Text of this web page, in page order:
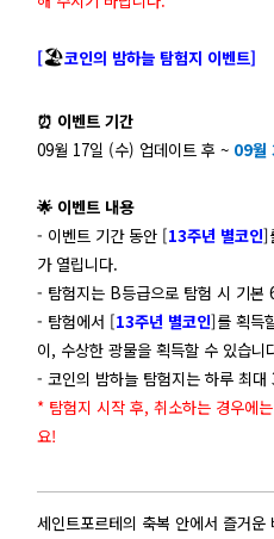
[🏖️코인의 밤하늘 탐험지 이벤트]
⏰ 이벤트 기간
09월 17일 (수) 업데이트 후 ~ 09월
🌟 이벤트 내용
- 이벤트 기간 동안 [13주년 별코인]
가 열립니다.
- 탐험지는 B등급으로 탐험 시 기본
- 탐험에서 [13주년 별코인]를 획득
이, 수상한 광물을 획득할 수 있습니
- 코인의 밤하늘 탐험지는 하루 최대
* 탐험지 시작 후, 취소하는 경우에
요!
세인트포르테의 축복 안에서 즐거운